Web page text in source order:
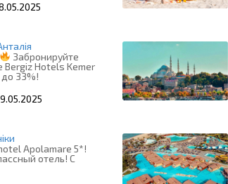
Забронируйте
Bergiz Hotels Kemer
33%!
Apolamare 5*!
отель! C